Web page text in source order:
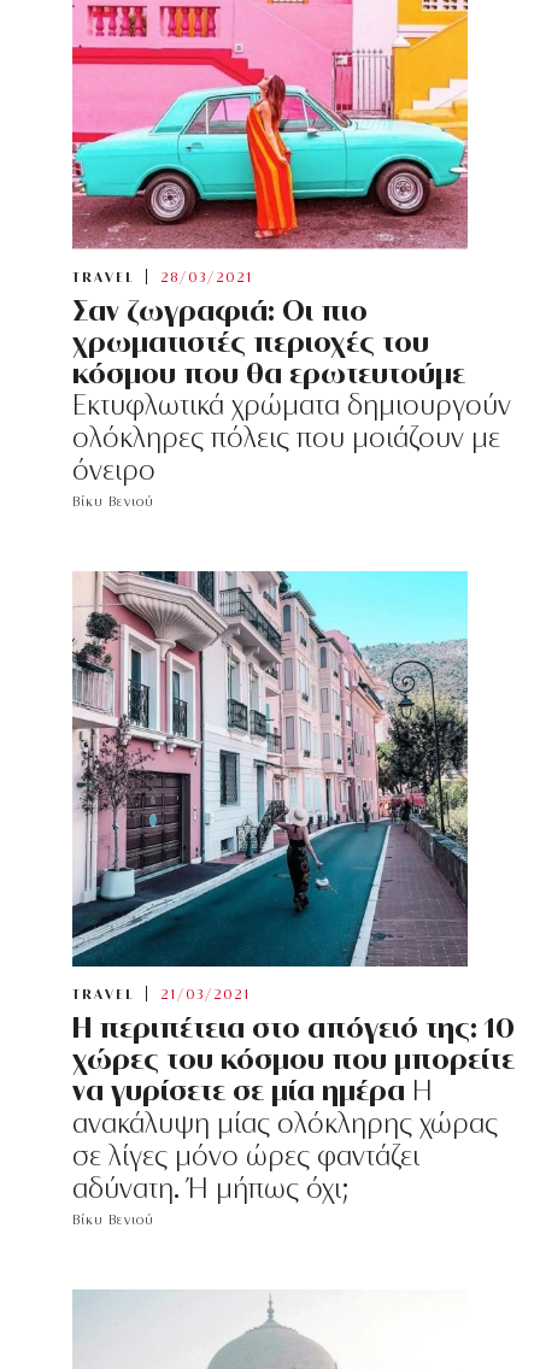
TRAVEL 28/03/2021
Σαν ζωγραφιά: Οι πιο
χρωματιστές περιοχές του
κόσμου που θα ερωτευτούμε
Εκτυφλωτικά χρώματα δημιουργούν
ολόκληρες πόλεις που μοιάζουν με
όνειρο
Βίκυ Βενιού
TRAVEL 21/03/2021
Η περιπέτεια στο απόγειό της: 10
χώρες του κόσμου που μπορείτε
να γυρίσετε σε μία ημέρα Η
ανακάλυψη μίας ολόκληρης χώρας
σε λίγες μόνο ώρες φαντάζει
αδύνατη. Ή μήπως όχι;
Βίκυ Βενιού